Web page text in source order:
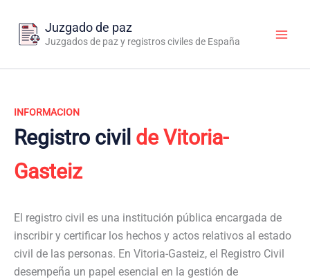
contenido
Juzgado de paz
Juzgados de paz y registros civiles de España
INFORMACION
Registro civil de Vitoria-
Gasteiz
El registro civil es una institución pública encargada de
inscribir y certificar los hechos y actos relativos al estado
civil de las personas. En Vitoria-Gasteiz, el Registro Civil
desempeña un papel esencial en la gestión de